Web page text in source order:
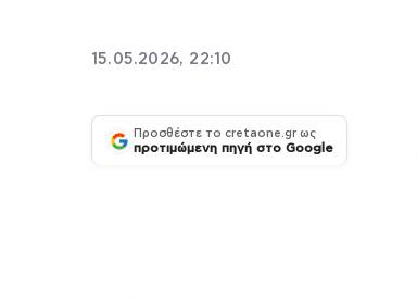
15.05.2026, 22:10
Προσθέστε το cretaone.gr ως
προτιμώμενη πηγή στο Google